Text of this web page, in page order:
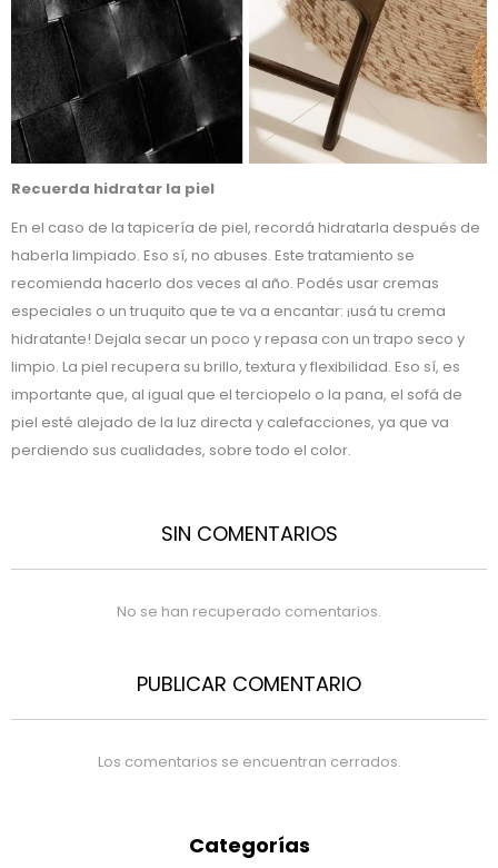
Recuerda hidratar la piel
En el caso de la tapicería de piel, recordá hidratarla después de
haberla limpiado. Eso sí, no abuses. Este tratamiento se
recomienda hacerlo dos veces al año. Podés usar cremas
especiales o un truquito que te va a encantar: ¡usá tu crema
hidratante! Dejala secar un poco y repasa con un trapo seco y
limpio. La piel recupera su brillo, textura y flexibilidad. Eso sí, es
importante que, al igual que el terciopelo o la pana, el sofá de
piel esté alejado de la luz directa y calefacciones, ya que va
perdiendo sus cualidades, sobre todo el color.
SIN COMENTARIOS
No se han recuperado comentarios.
PUBLICAR COMENTARIO
Los comentarios se encuentran cerrados.
Categorías